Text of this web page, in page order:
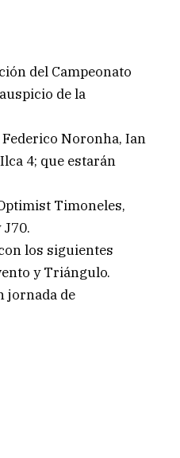
del Campeonato
de la
Noronha, Ian
4; que estarán
Timoneles,
los siguientes
y Triángulo.
jornada de